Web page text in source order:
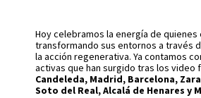
Hoy celebramos la energía de quienes
transformando sus entornos a través
la acción regenerativa. Ya contamos
activas que han surgido tras los video
Candeleda, Madrid, Barcelona,
Soto del Real, Alcalá de Henares y